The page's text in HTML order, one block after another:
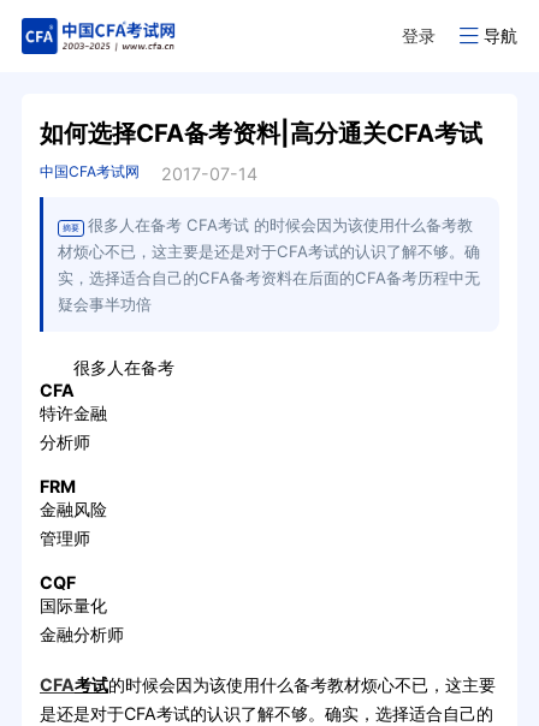
登录 导航
如何选择CFA备考资料|高分通关CFA考试
中国CFA考试网 2017-07-14
摘要
很多人在备考 CFA考试 的时候会因为该使用什么备考教
材烦心不已，这主要是还是对于CFA考试的认识了解不够。确
实，选择适合自己的CFA备考资料在后面的CFA备考历程中无
疑会事半功倍
很多人在备考
CFA
特许金融
分析师
FRM
金融风险
管理师
CQF
国际量化
金融分析师
CFA考试的时候会因为该使用什么备考教材烦心不已，这主要
是还是对于CFA考试的认识了解不够。确实，选择适合自己的